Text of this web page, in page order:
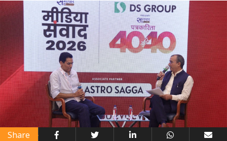
Share